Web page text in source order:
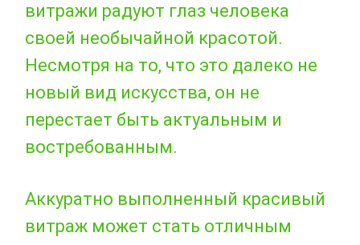
витражи радуют глаз человека
своей необычайной красотой.
Несмотря на то, что это далеко не
новый вид искусства, он не
перестает быть актуальным и
востребованным.
Аккуратно выполненный красивый
витраж может стать отличным